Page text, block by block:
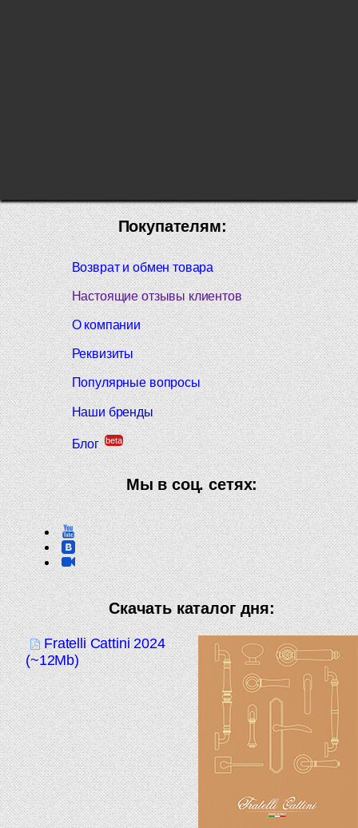
Покупателям:
Возврат и обмен товара
Настоящие отзывы клиентов
О компании
Реквизиты
Популярные вопросы
Наши бренды
Блог beta
Мы в соц. сетях:
Скачать каталог дня:
Fratelli Cattini 2024
(~12Mb)